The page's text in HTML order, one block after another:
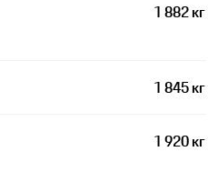
1 882 кг
1 845 кг
1 920 кг